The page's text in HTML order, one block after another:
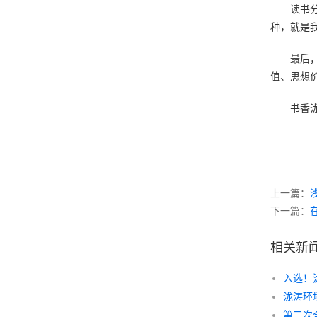
读书
种，就是
最后
值、思想
书香
上一篇：
下一篇：
相关新
泷涛环